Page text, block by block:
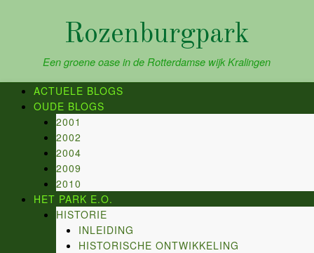
Rozenburgpark
Een groene oase in de Rotterdamse wijk Kralingen
ACTUELE BLOGS
OUDE BLOGS
2001
2002
2004
2009
2010
HET PARK E.O.
HISTORIE
INLEIDING
HISTORISCHE ONTWIKKELING